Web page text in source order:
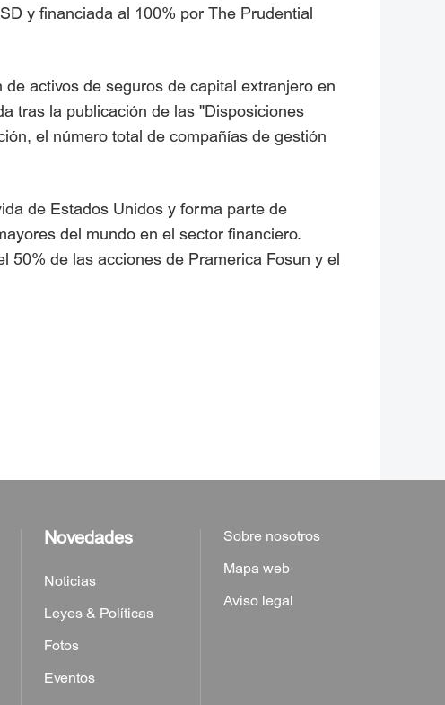
y financiada al 100% por The Prudential
activos de seguros de capital extranjero en
tras la publicación de las "Disposiciones
el número total de compañías de gestión
de Estados Unidos y forma parte de
del mundo en el sector financiero.
50% de las acciones de Pramerica Fosun y el
Novedades
Noticias
Leyes & Políticas
Fotos
Eventos
Sobre nosotros
Mapa web
Aviso legal